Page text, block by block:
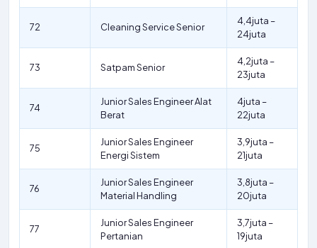
72 Cleaning Service Senior
4,4juta –
24juta
73 Satpam Senior
4,2juta –
23juta
74
Junior Sales Engineer Alat
Berat
4juta –
22juta
75
Junior Sales Engineer
Energi Sistem
3,9juta –
21juta
76
Junior Sales Engineer
Material Handling
3,8juta –
20juta
77
Junior Sales Engineer
Pertanian
3,7juta –
19juta